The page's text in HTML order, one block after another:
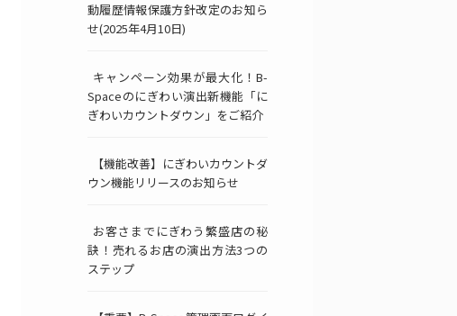
動履歴情報保護方針改定のお知ら
せ(2025年4月10日)
キャンペーン効果が最大化！B-
Spaceのにぎわい演出新機能「に
ぎわいカウントダウン」をご紹介
【機能改善】にぎわいカウントダ
ウン機能リリースのお知らせ
お客さまでにぎわう繁盛店の秘
訣！売れるお店の演出方法3つの
ステップ